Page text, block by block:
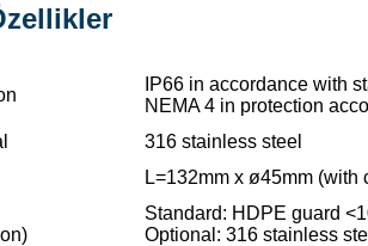
IP66 in accordance with
NEMA 4 in protection
316 stainless steel
L=132mm x ø45mm (with
Standard: HDPE guard
Optional: 316 stainless